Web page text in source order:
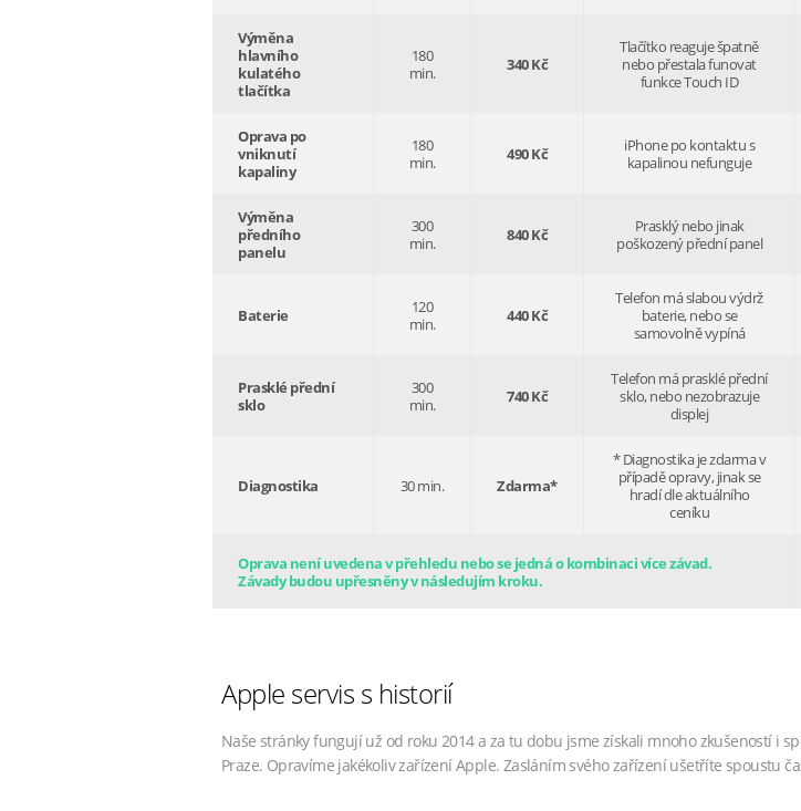
Výměna
hlavního
kulatého
tlačítka
180
min.
340 Kč
Tlačítko reaguje špatně
nebo přestala funovat
funkce Touch ID
Oprava po
vniknutí
kapaliny
180
min.
490 Kč
iPhone po kontaktu s
kapalinou nefunguje
Výměna
předního
panelu
300
min.
840 Kč
Prasklý nebo jinak
poškozený přední panel
Baterie
120
min.
440 Kč
Telefon má slabou výdrž
baterie, nebo se
samovolně vypíná
Prasklé přední
sklo
300
min.
740 Kč
Telefon má prasklé přední
sklo, nebo nezobrazuje
displej
Diagnostika 30 min. Zdarma*
* Diagnostika je zdarma v
případě opravy, jinak se
hradí dle aktuálního
ceníku
Oprava není uvedena v přehledu nebo se jedná o kombinaci více závad.
Závady budou upřesněny v následujím kroku.
Apple servis s historií
Naše stránky fungují už od roku 2014 a za tu dobu jsme získali mnoho zkušeností i
Praze. Opravíme jakékoliv zařízení Apple. Zasláním svého zařízení ušetříte spoustu